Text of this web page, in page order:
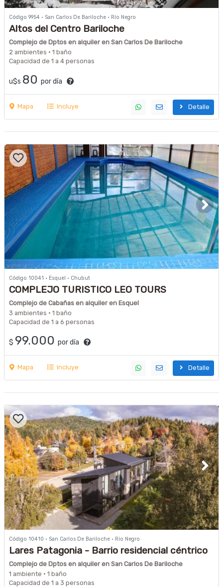
Código 9954 · San Carlos De Bariloche · Río Negro
Altos del Centro Bariloche
Complejo de Dptos en alquiler en San Carlos De Bariloche
2 ambientes · 1 baño
Capacidad de 1 a 4 personas
u$s 80 por día
Mapa Incluye Detalle
Código 10041 · Esquel · Chubut
COMPLEJO TURISTICO LEO TOURS
Complejo de Cabañas en alquiler en Esquel
3 ambientes · 1 baño
Capacidad de 1 a 6 personas
$ 99.000 por día
Mapa Incluye Detalle
Código 10410 · San Carlos De Bariloche · Río Negro
Lares Patagonia - Barrio residencial céntrico
Complejo de Dptos en alquiler en San Carlos De Bariloche
1 ambiente · 1 baño
Capacidad de 1 a 3 personas